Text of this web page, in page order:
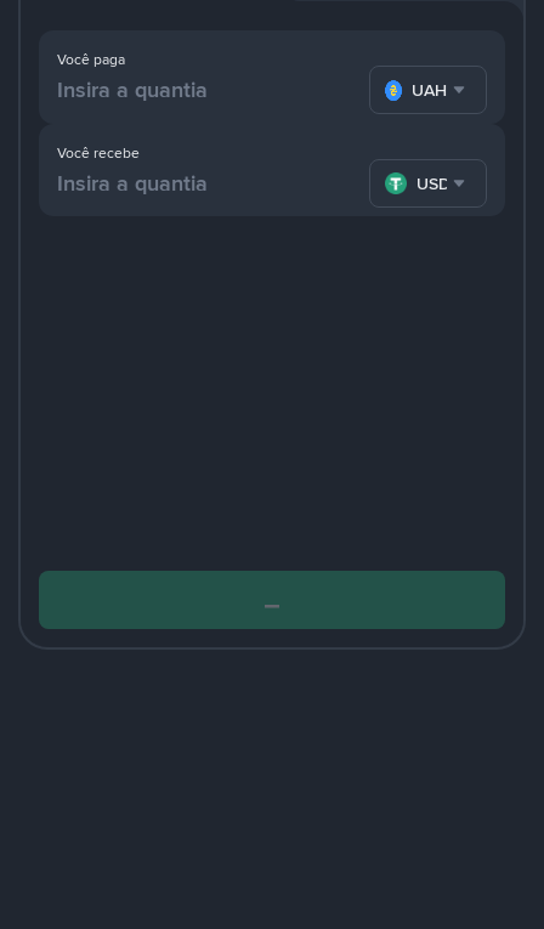
Você paga
UAH
Você recebe
USDT